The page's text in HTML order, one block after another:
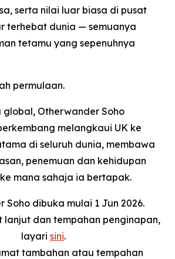
serta nilai luar biasa di pusat
terhebat dunia — semuanya
tetamu yang sepenuhnya
permulaan.
global, Otherwander Soho
melangkaui UK ke
di seluruh dunia, membawa
penemuan dan kehidupan
mana sahaja ia bertapak.
Soho dibuka mulai 1 Jun 2026.
lanjut dan tempahan penginapan,
layari sini.
tambahan atau tempahan